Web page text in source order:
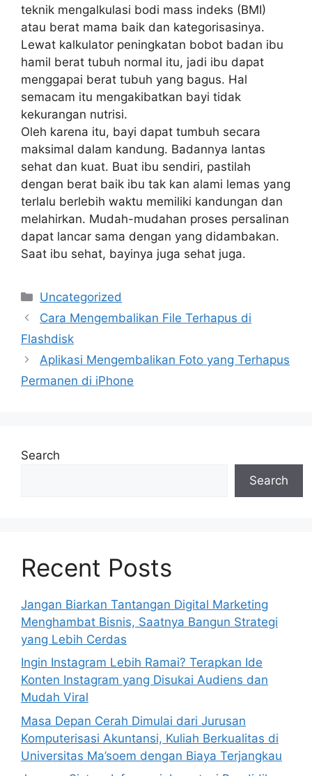
teknik mengalkulasi bodi mass indeks (BMI)
atau berat mama baik dan kategorisasinya.
Lewat kalkulator peningkatan bobot badan ibu
hamil berat tubuh normal itu, jadi ibu dapat
menggapai berat tubuh yang bagus. Hal
semacam itu mengakibatkan bayi tidak
kekurangan nutrisi.
Oleh karena itu, bayi dapat tumbuh secara
maksimal dalam kandung. Badannya lantas
sehat dan kuat. Buat ibu sendiri, pastilah
dengan berat baik ibu tak kan alami lemas yang
terlalu berlebih waktu memiliki kandungan dan
melahirkan. Mudah-mudahan proses persalinan
dapat lancar sama dengan yang didambakan.
Saat ibu sehat, bayinya juga sehat juga.
Categories
Uncategorized
Cara Mengembalikan File Terhapus di
Flashdisk
Aplikasi Mengembalikan Foto yang Terhapus
Permanen di iPhone
Search
Search
Recent Posts
Jangan Biarkan Tantangan Digital Marketing
Menghambat Bisnis, Saatnya Bangun Strategi
yang Lebih Cerdas
Ingin Instagram Lebih Ramai? Terapkan Ide
Konten Instagram yang Disukai Audiens dan
Mudah Viral
Masa Depan Cerah Dimulai dari Jurusan
Komputerisasi Akuntansi, Kuliah Berkualitas di
Universitas Ma’soem dengan Biaya Terjangkau